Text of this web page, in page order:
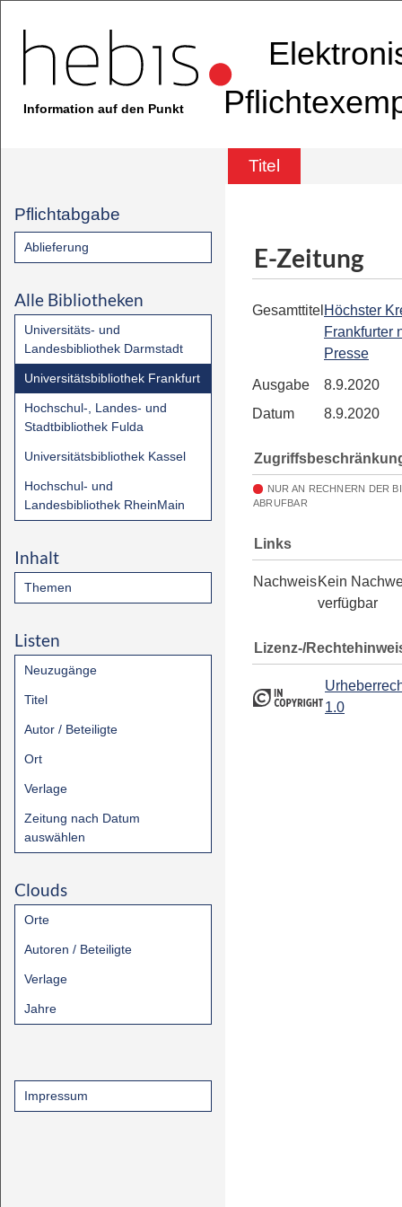
Information auf den Punkt
Titel
Pflichtabgabe
Ablieferung
Alle Bibliotheken
Universitäts- und
Landesbibliothek Darmstadt
Universitätsbibliothek Frankfurt
Hochschul-, Landes- und
Stadtbibliothek Fulda
Universitätsbibliothek Kassel
Hochschul- und
Landesbibliothek RheinMain
Inhalt
Themen
Listen
Neuzugänge
Titel
Autor / Beteiligte
Ort
Verlage
Zeitung nach Datum
auswählen
Clouds
Orte
Autoren / Beteiligte
Verlage
Jahre
Impressum
E-Zeitung
Gesamttitel Höchster
Frankfurter
Presse
Ausgabe
8.9.2020
Datum
8.9.2020
NUR AN RECHNERN DER
ABRUFBAR
Links
NachweisKein
verfügbar
Lizenz-/
1.0